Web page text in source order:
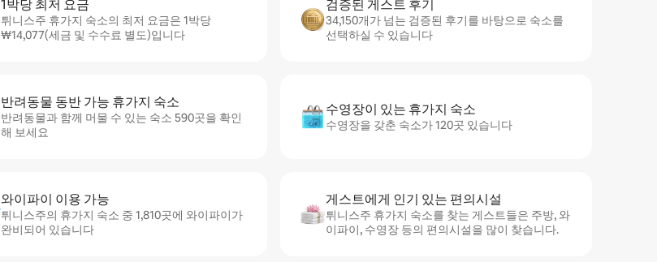
1박당 최저 요금
튀니스주 휴가지 숙소의 최저 요금은 1박당
₩14,077(세금 및 수수료 별도)입니다
검증된 게스트 후기
34,150개가 넘는 검증된 후기를 바탕으로 숙소를
선택하실 수 있습니다
반려동물 동반 가능 휴가지 숙소
반려동물과 함께 머물 수 있는 숙소 590곳을 확인
해 보세요
수영장이 있는 휴가지 숙소
수영장을 갖춘 숙소가 120곳 있습니다
와이파이 이용 가능
튀니스주의 휴가지 숙소 중 1,810곳에 와이파이가
완비되어 있습니다
게스트에게 인기 있는 편의시설
튀니스주 휴가지 숙소를 찾는 게스트들은 주방, 와
이파이, 수영장 등의 편의시설을 많이 찾습니다.